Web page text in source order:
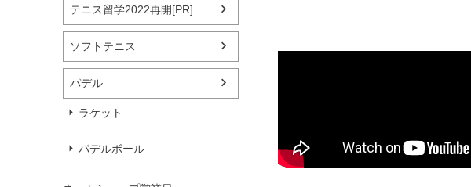
テニス留学2022再開[PR]
ソフトテニス
パデル
ラケット
パデルボール